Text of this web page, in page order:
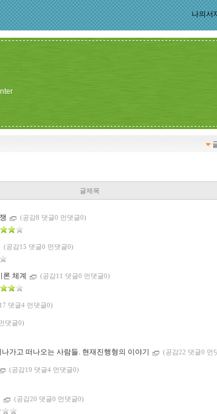
나의서
글제목
(공감8 댓글0 먼댓글0)
(공감15 댓글0 먼댓글0)
체계 (공감11 댓글0 먼댓글0)
댓글4 먼댓글0)
댓글0)
가고 떠나오는 사람들. 현재진행형의 이야기 (공감22 댓글0 먼
(공감19 댓글4 먼댓글0)
(공감20 댓글0 먼댓글0)